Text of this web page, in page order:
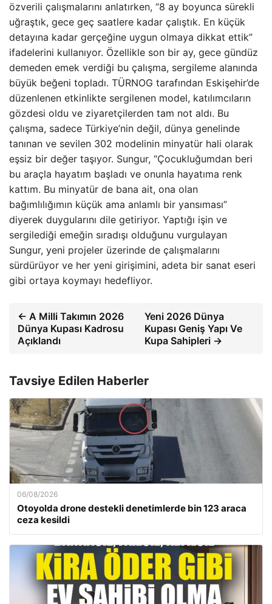
özverili çalışmalarını anlatırken, “8 ay boyunca sürekli
uğraştık, gece geç saatlere kadar çalıştık. En küçük
detayına kadar gerçeğine uygun olmaya dikkat ettik”
ifadelerini kullanıyor. Özellikle son bir ay, gece gündüz
demeden emek verdiği bu çalışma, sergileme alanında
büyük beğeni topladı. TÜRNOG tarafından Eskişehir’de
düzenlenen etkinlikte sergilenen model, katılımcıların
gözdesi oldu ve ziyaretçilerden tam not aldı. Bu
çalışma, sadece Türkiye’nin değil, dünya genelinde
tanınan ve sevilen 302 modelinin minyatür hali olarak
eşsiz bir değer taşıyor. Sungur, “Çocukluğumdan beri
bu araçla hayatım başladı ve onunla hayatıma renk
kattım. Bu minyatür de bana ait, ona olan
bağımlılığımın küçük ama anlamlı bir yansıması”
diyerek duygularını dile getiriyor. Yaptığı işin ve
sergilediği emeğin sıradışı olduğunu vurgulayan
Sungur, yeni projeler üzerinde de çalışmalarını
sürdürüyor ve her yeni girişimini, adeta bir sanat eseri
gibi ortaya koymayı hedefliyor.
← A Milli Takımın 2026
Dünya Kupası Kadrosu
Açıklandı
Yeni 2026 Dünya
Kupası Geniş Yapı Ve
Kupa Sahipleri →
Tavsiye Edilen Haberler
06/08/2026
Otoyolda drone destekli denetimlerde bin 123 araca
ceza kesildi